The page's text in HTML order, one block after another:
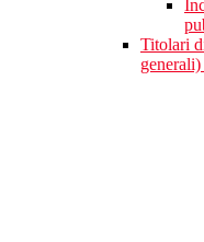
Titolari
generali)